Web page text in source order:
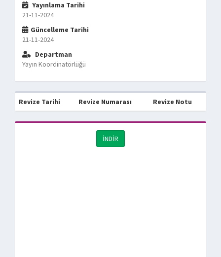
Yayınlama Tarihi
21-11-2024
Güncelleme Tarihi
21-11-2024
Departman
Yayın Koordinatörlüğü
Revize Tarihi Revize Numarası Revize Notu
İNDİR